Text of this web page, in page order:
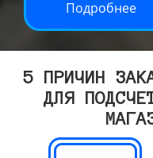
Подробнее
5 ПРИЧИН
ДЛЯ